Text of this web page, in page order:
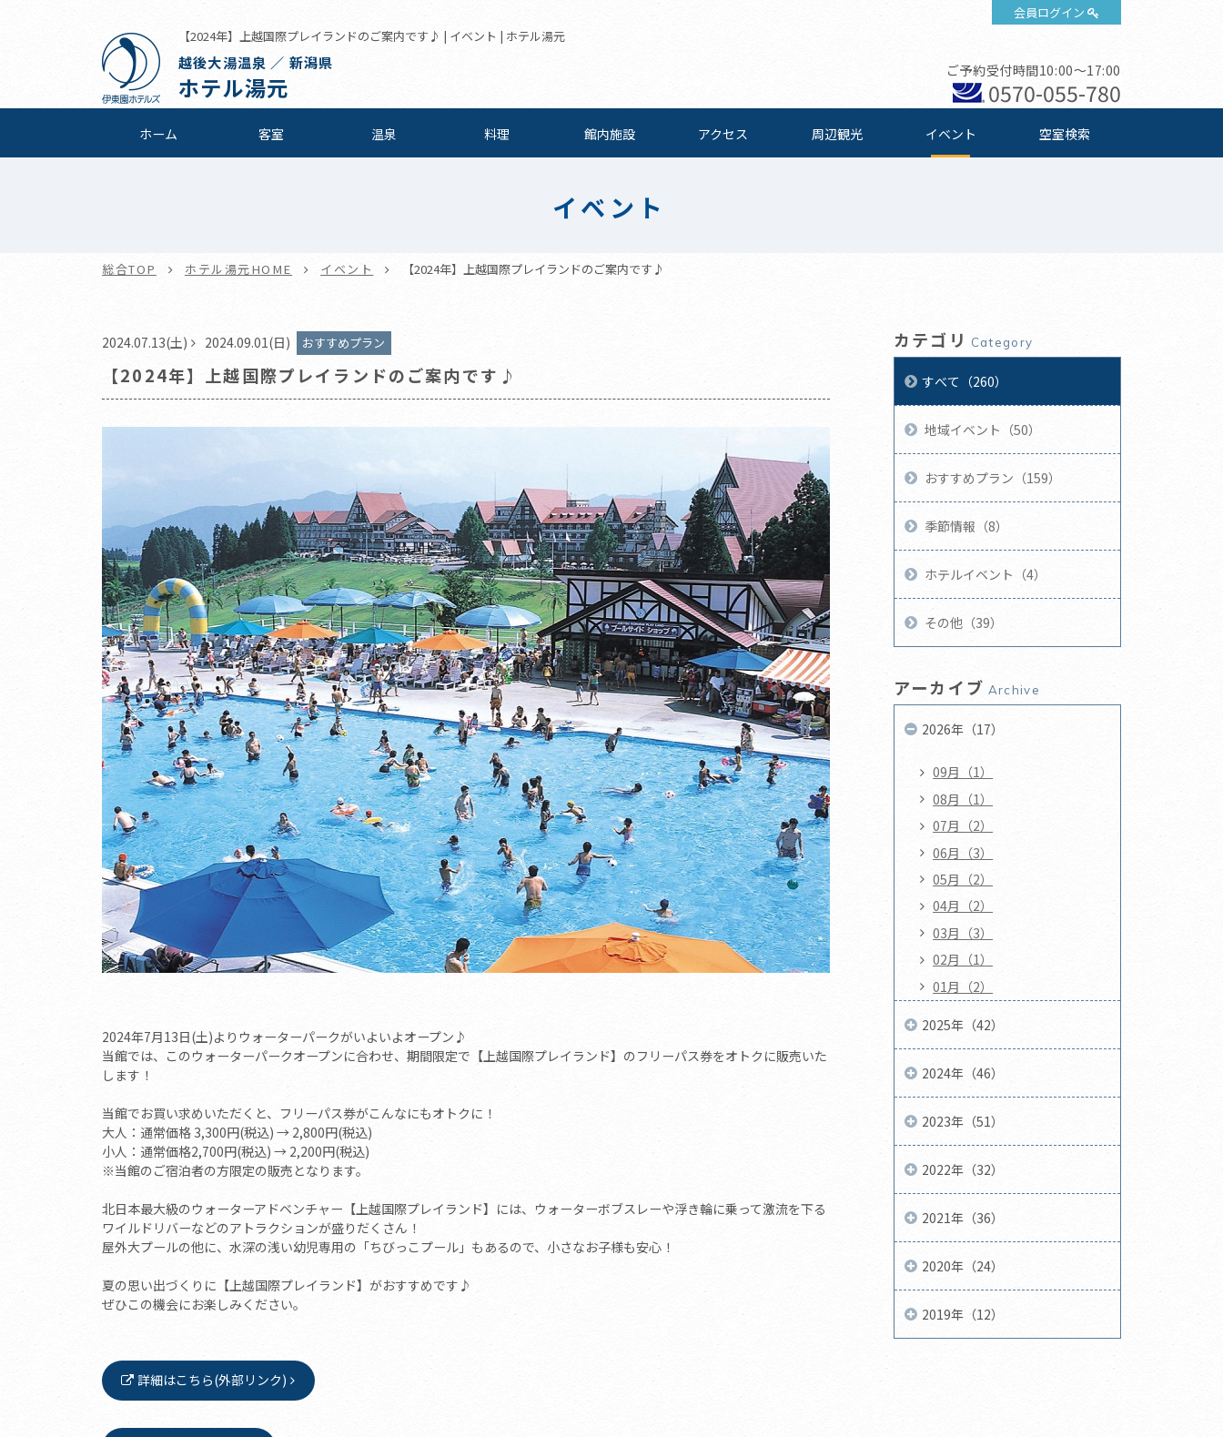
会員ログイン
【2024年】上越国際プレイランドのご案内です♪ | イベント | ホテル湯元
越後大湯温泉 ／ 新潟県
ホテル湯元
ご予約受付時間10:00～17:00
0570-055-780
ホーム 客室 温泉 料理 館内施設 アクセス 周辺観光 イベント 空室検索
イベント
総合TOP ホテル湯元HOME イベント 【2024年】上越国際プレイランドのご案内です♪
2024.07.13(土) 2024.09.01(日) おすすめプラン
【2024年】上越国際プレイランドのご案内です♪
2024年7月13日(土)よりウォーターパークがいよいよオープン♪
当館では、このウォーターパークオープンに合わせ、期間限定で【上越国際プレイランド】のフリーパス券をオトクに販売いた
します！
当館でお買い求めいただくと、フリーパス券がこんなにもオトクに！
大人：通常価格 3,300円(税込) → 2,800円(税込)
小人：通常価格2,700円(税込) → 2,200円(税込)
​※当館のご宿泊者の方限定の販売となります。
北日本最大級のウォーターアドベンチャー【上越国際プレイランド】には、ウォーターボブスレーや浮き輪に乗って激流を下る
ワイルドリバーなどのアトラクションが盛りだくさん！
屋外大プールの他に、水深の浅い幼児専用の「ちびっこプール」もあるので、小さなお子様も安心！
夏の思い出づくりに【上越国際プレイランド】がおすすめです♪
ぜひこの機会にお楽しみください。
詳細はこちら(外部リンク)
カテゴリ Category
すべて（260）
地域イベント（50）
おすすめプラン（159）
季節情報（8）
ホテルイベント（4）
その他（39）
アーカイブ Archive
2026年（17）
09月（1）
08月（1）
07月（2）
06月（3）
05月（2）
04月（2）
03月（3）
02月（1）
01月（2）
2025年（42）
2024年（46）
2023年（51）
2022年（32）
2021年（36）
2020年（24）
2019年（12）